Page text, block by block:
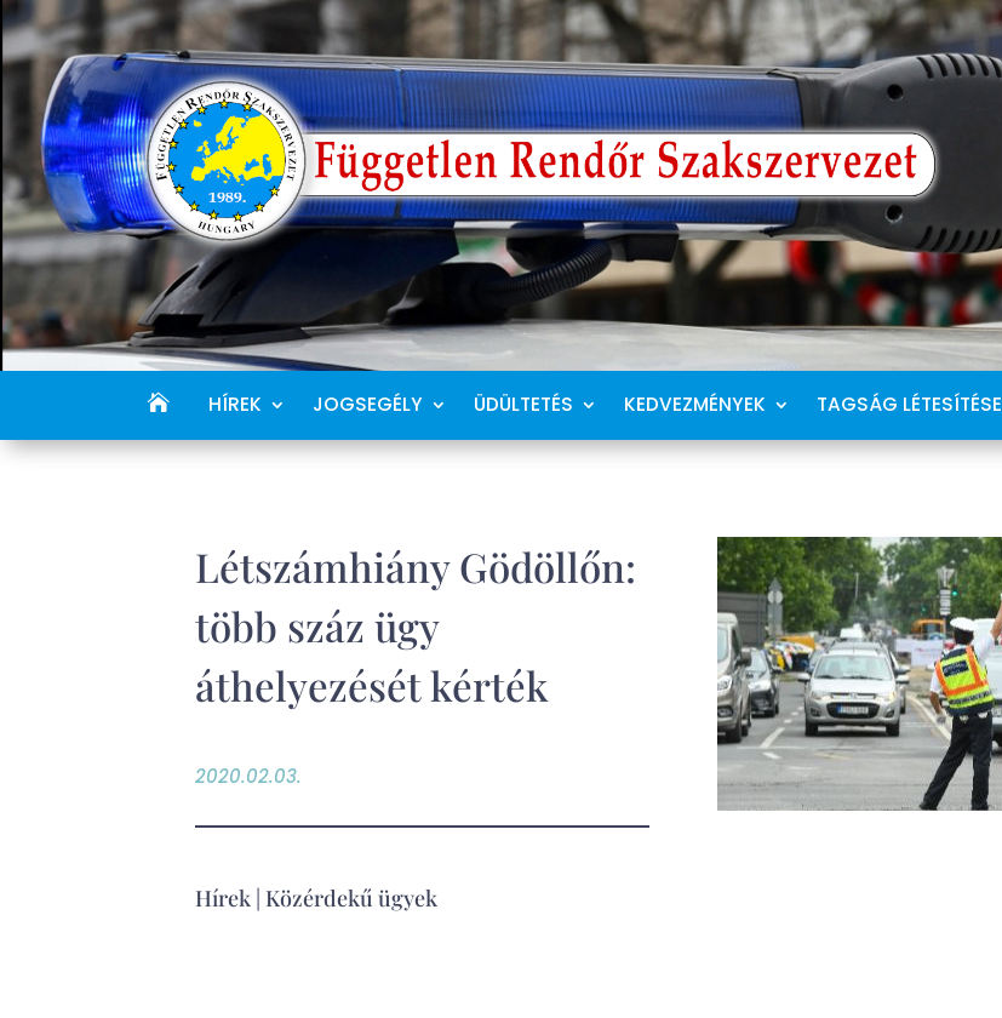
HÍREK JOGSEGÉLY ÜDÜLTETÉS KEDVEZMÉNYEK TAGSÁG LÉTESÍTÉSE
Létszámhiány Gödöllőn:
több száz ügy
áthelyezését kérték
2020.02.03.
Hírek Közérdekű ügyek